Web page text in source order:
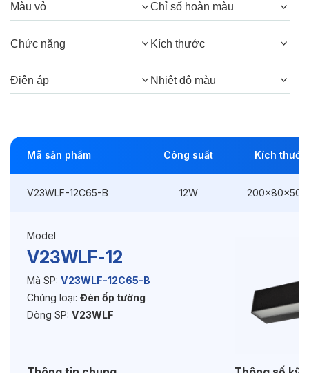
Công suất:12W
Kiểu lắp đặt:
Kích thước
200x80x50mm
Điện áp:220VAC, 50Hz
Độ bền & tùy chọn mở rộng
Tuổi thọ: >30000h
Bảo hành:3 năm
Chức năng:On/Off
Màu vỏ Chỉ số hoàn màu
Chức năng Kích thước
Điện áp Nhiệt độ màu
Mã sản phẩm Công suất Kích thước
V23WLF-12C65-B 12W
Model
V23WLF-12
Mã SP: V23WLF-12C65-B
Chủng loại: Đèn ốp tường
Dòng SP: V23WLF